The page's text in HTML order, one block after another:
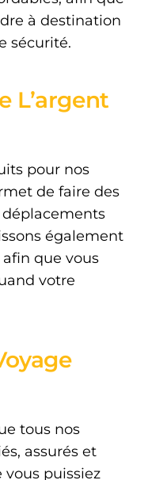
à destination
sécurité.
L’argent
pour nos
de faire des
déplacements
également
que vous
votre
tous nos
assurés et
puissiez